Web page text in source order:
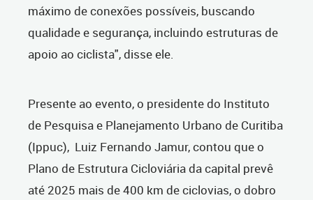
máximo de conexões possíveis, buscando
qualidade e segurança, incluindo estruturas de
apoio ao ciclista", disse ele.
Presente ao evento, o presidente do Instituto
de Pesquisa e Planejamento Urbano de Curitiba
(Ippuc), Luiz Fernando Jamur, contou que o
Plano de Estrutura Cicloviária da capital prevê
até 2025 mais de 400 km de ciclovias, o dobro